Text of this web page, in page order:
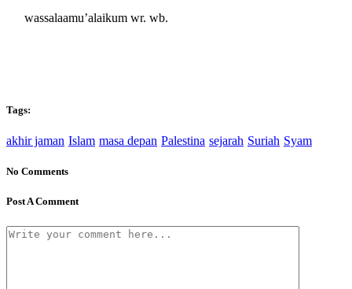
wassalaamu’alaikum wr. wb.
Tags:
akhir jaman Islam masa depan Palestina sejarah Suriah Syam
No Comments
Post A Comment